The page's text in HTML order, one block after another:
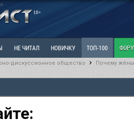
18+
НЕ ЧИТАЛ НОВИЧКУ ТОП-100
САНЧАС Ветка: Наболевшее. Выскажись!
дискуссионное общество Почему